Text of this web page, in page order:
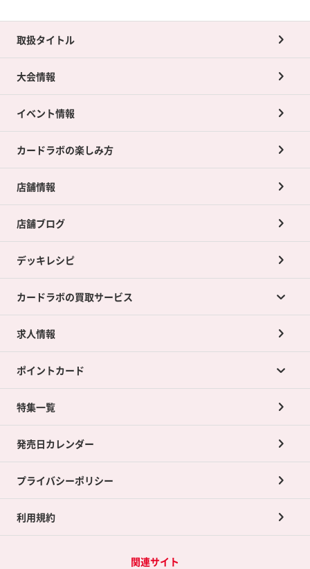
取扱タイトル
大会情報
イベント情報
カードラボの楽しみ方
店舗情報
店舗ブログ
デッキレシピ
カードラボの買取サービス
カードラボの買取サービスTOP
店舗買取について
ネット買取について
買取承諾書について
求人情報
ポイントカード
ポイントカードTOP
ポイント交換景品
特集一覧
発売日カレンダー
プライバシーポリシー
利用規約
関連サイト